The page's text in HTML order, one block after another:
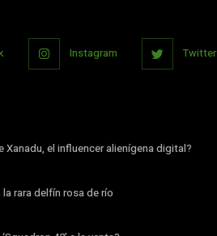
Instagram Twitter
Xanadu, el influencer alienígena digital?
la rara delfín rosa de río